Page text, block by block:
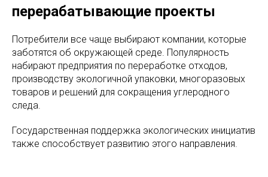
перерабатывающие проекты
Потребители все чаще выбирают компании, которые
заботятся об окружающей среде. Популярность
набирают предприятия по переработке отходов,
производству экологичной упаковки, многоразовых
товаров и решений для сокращения углеродного
следа.
Государственная поддержка экологических инициатив
также способствует развитию этого направления.